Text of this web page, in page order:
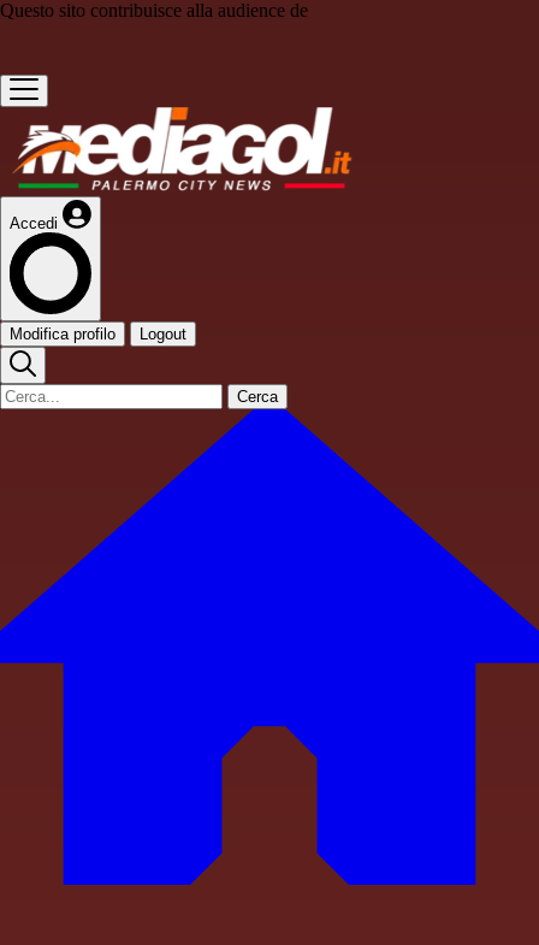
Questo sito contribuisce alla audience de
Accedi
Modifica profilo Logout
Cerca